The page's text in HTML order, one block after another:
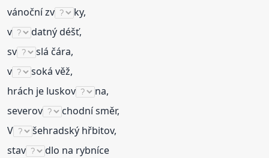
vánoční zv
ky,
v
datný déšť,
sv
slá čára,
v
soká věž,
hrách je luskov
na,
severov
chodní směr,
V
šehradský hřbitov,
stav
dlo na rybníce